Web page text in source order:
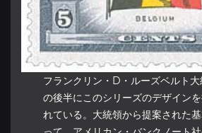
フランクリン・D・ルーズベルト
の後半にこのシリーズのデザイン
れている。大統領から提案された